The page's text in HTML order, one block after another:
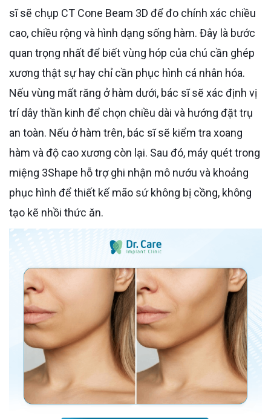
sĩ sẽ chụp CT Cone Beam 3D để đo chính xác chiều
cao, chiều rộng và hình dạng sống hàm. Đây là bước
quan trọng nhất để biết vùng hóp của chú cần ghép
xương thật sự hay chỉ cần phục hình cá nhân hóa.
Nếu vùng mất răng ở hàm dưới, bác sĩ sẽ xác định vị
trí dây thần kinh để chọn chiều dài và hướng đặt trụ
an toàn. Nếu ở hàm trên, bác sĩ sẽ kiểm tra xoang
hàm và độ cao xương còn lại. Sau đó, máy quét trong
miệng 3Shape hỗ trợ ghi nhận mô nướu và khoảng
phục hình để thiết kế mão sứ không bị cồng, không
tạo kẽ nhồi thức ăn.